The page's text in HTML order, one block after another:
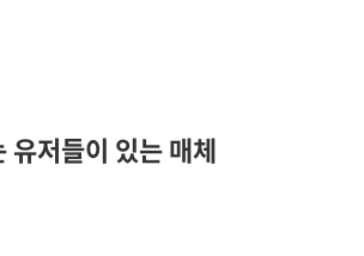
유저들이 있는 매체